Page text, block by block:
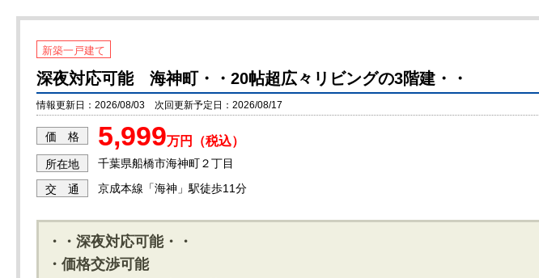
新築一戸建て
深夜対応可能 海神町・・20帖超広々リビングの3階建・・
情報更新日：2026/08/03 次回更新予定日：2026/08/17
価 格 5,999万円（税込）
所在地 千葉県船橋市海神町２丁目
交 通 京成本線「海神」駅徒歩11分
・・深夜対応可能・・
・価格交渉可能